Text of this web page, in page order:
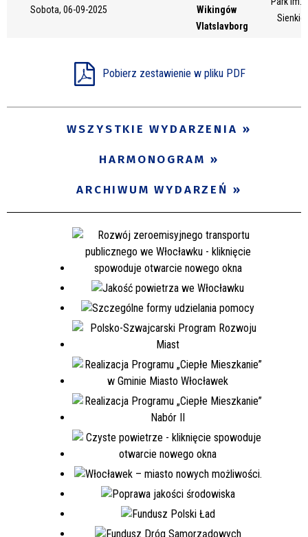
Sobota, 06-09-2025
Wikingów
Vlatslavborg
Pobierz zestawienie w pliku PDF
WSZYSTKIE WYDARZENIA
HARMONOGRAM
ARCHIWUM WYDARZEŃ